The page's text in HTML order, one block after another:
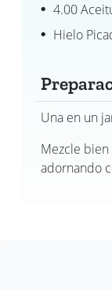
4.00
Hielo
Una en un
Mezcle bien
adornando